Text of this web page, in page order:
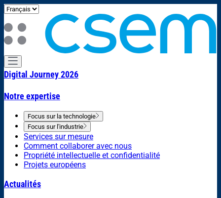
Digital Journey 2026
Notre expertise
Focus sur la technologie
Focus sur l'industrie
Services sur mesure
Comment collaborer avec nous
Propriété intellectuelle et confidentialité
Projets européens
Actualités